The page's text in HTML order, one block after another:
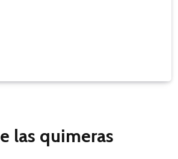
las quimeras